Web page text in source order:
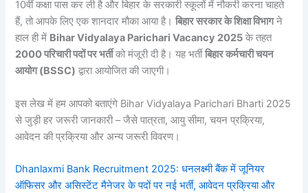
10वीं कक्षा पास कर ली है और बिहार के सरकारी स्कूलों में नौकरी करना चाहते
हैं, तो आपके लिए एक शानदार मौका आया है।बिहार सरकार के शिक्षा विभागने
हाल ही में Bihar Vidyalaya Parichari Vacancy 2025 के तहत
2000 परिचारी पदों पर भर्तीको मंजूरी दी है। यह भर्तीबिहार कर्मचारी चयन
आयोग (BSSC) द्वारा आयोजित की जाएगी।
इस लेख में हम आपको बताएंगे Bihar Vidyalaya Parichari Bharti 2025
से जुड़ी हर जरूरी जानकारी – जैसे पात्रता, आयु सीमा, चयन प्रक्रिया,
आवेदन की प्रक्रिया और अन्य जरूरी विवरण।
Dhanlaxmi Bank Recruitment 2025: धनलक्ष्मी बैंक में जूनियर
ऑफिसर और असिस्टेंट मैनेजर के पदों पर नई भर्ती, आवेदन प्रक्रिया और